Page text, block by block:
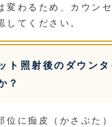
変わるため、カウン
してください。
ト照射後のダウンタ
？
位に痂皮（かさぶた